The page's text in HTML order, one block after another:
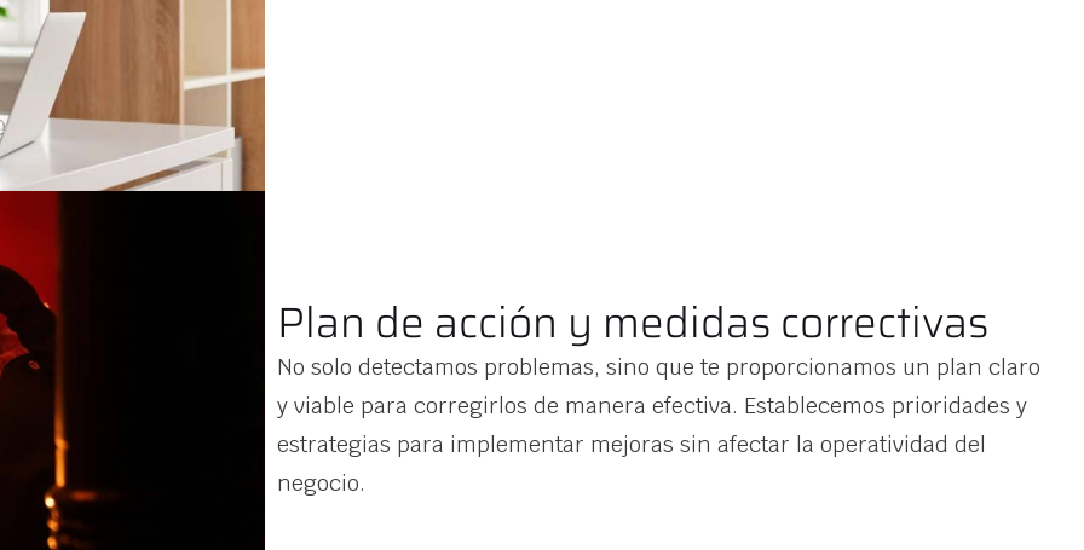
Plan de acción y medidas correctivas
No solo detectamos problemas, sino que te proporcionamos un plan claro
y viable para corregirlos de manera efectiva. Establecemos prioridades y
estrategias para implementar mejoras sin afectar la operatividad del
negocio.